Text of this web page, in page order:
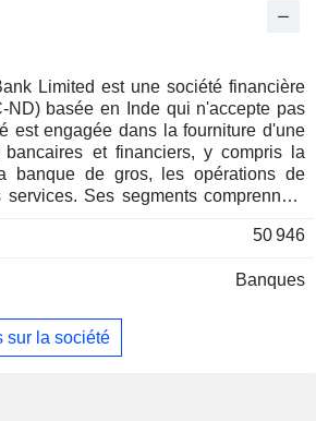
Limited est une société financière
ND) basée en Inde qui n'accepte pas
est engagée dans la fourniture d'une
et financiers, y compris la
banque de gros, les opérations de
Ses segments comprennent
Le segment de la trésorerie
emprunts et les prêts sur le marché
d'autres activités de banque de détail.
de gros fournit des prêts et des
50 946
Banques
sur la société